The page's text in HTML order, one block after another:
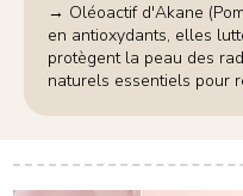
→ Oléoactif d'Akane
en antioxydants, elles
protègent la peau des
naturels essentiels pour